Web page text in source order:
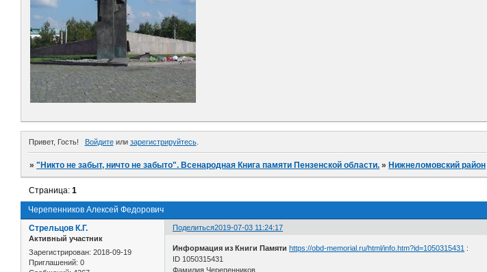
Привет, Гость! Войдитеили зарегистрируйтесь.
»"Никто не забыт, ничто не забыто". Всенародная Книга памяти Пензенской области. » Нижнеломовский район
Черепенников Алексей Федорович
Страница:1
Поделиться2019-07-03 11:24:17
Стрельцов К.Г.
Активный участник
Зарегистрирован: 2018-09-19
Приглашений: 0
Информация из Книги Памяти https://obd-memorial.ru/html/info.htm?id=1050315431 :
ID 1050315431
Фамилия Черепенников